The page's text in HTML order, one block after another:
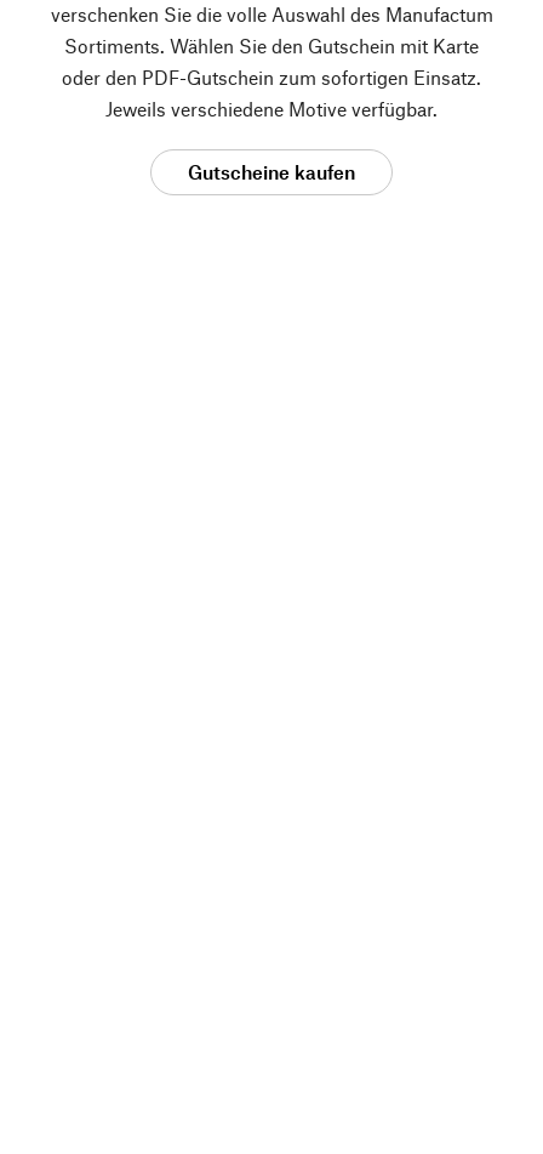
verschenken Sie die volle Auswahl des Manufactum
Sortiments. Wählen Sie den Gutschein mit Karte
oder den PDF-Gutschein zum sofortigen Einsatz.
Jeweils verschiedene Motive verfügbar.
Gutscheine kaufen